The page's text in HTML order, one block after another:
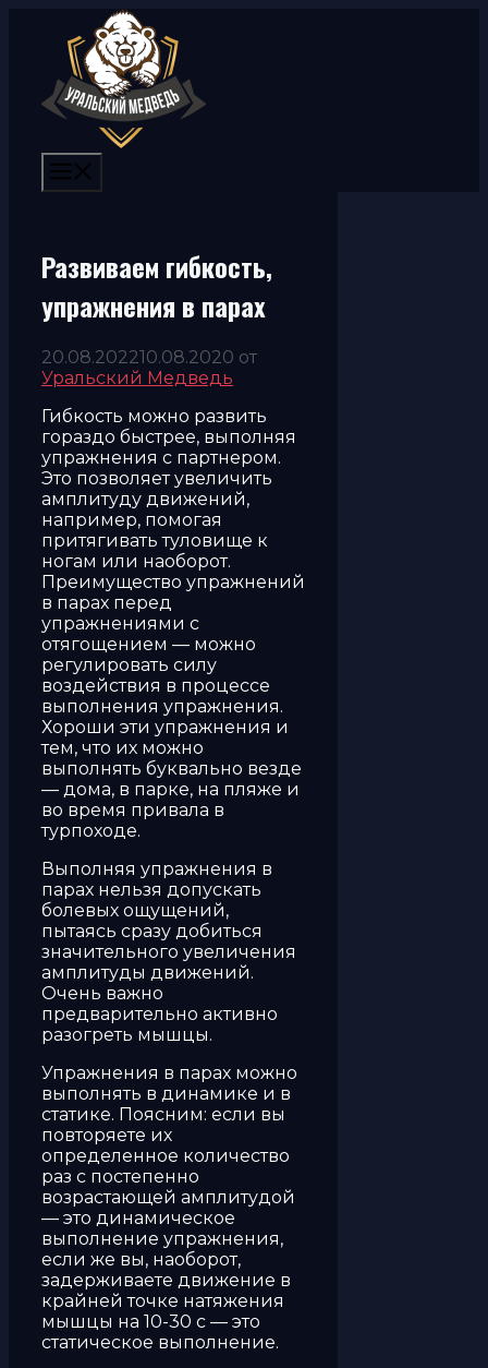
содержимому
Развиваем гибкость,
упражнения в парах
20.08.202210.08.2020 от
Уральский Медведь
Гибкость можно развить
гораздо быстрее, выполняя
упражнения с партнером.
Это позволяет увеличить
амплитуду движений,
например, помогая
притягивать туловище к
ногам или наоборот.
Преимущество упражнений
в парах перед
упражнениями с
отягощением — можно
регулировать силу
воздействия в процессе
выполнения упражнения.
Хороши эти упражнения и
тем, что их можно
выполнять буквально везде
— дома, в парке, на пляже и
во время привала в
турпоходе.
Выполняя упражнения в
парах нельзя допускать
болевых ощущений,
пытаясь сразу добиться
значительного увеличения
амплитуды движений.
Очень важно
предварительно активно
разогреть мышцы.
Упражнения в парах можно
выполнять в динамике и в
статике. Поясним: если вы
повторяете их
определенное количество
раз с постепенно
возрастающей амплитудой
— это динамическое
выполнение упражнения,
если же вы, наоборот,
задерживаете движение в
крайней точке натяжения
мышцы на 10-30 с — это
статическое выполнение.